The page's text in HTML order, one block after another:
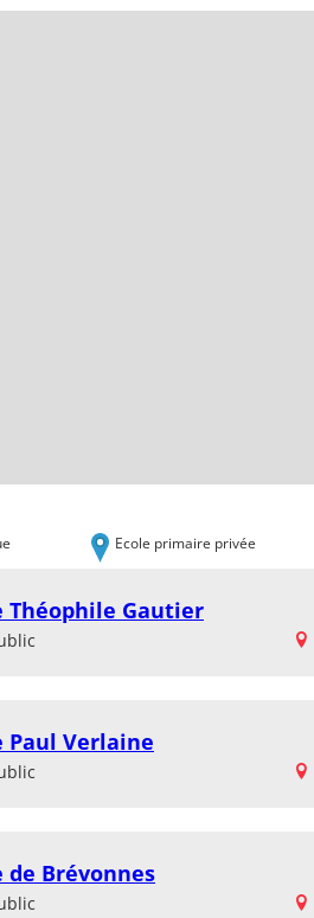
Ecole primaire privée
Théophile Gautier
Paul Verlaine
de Brévonnes